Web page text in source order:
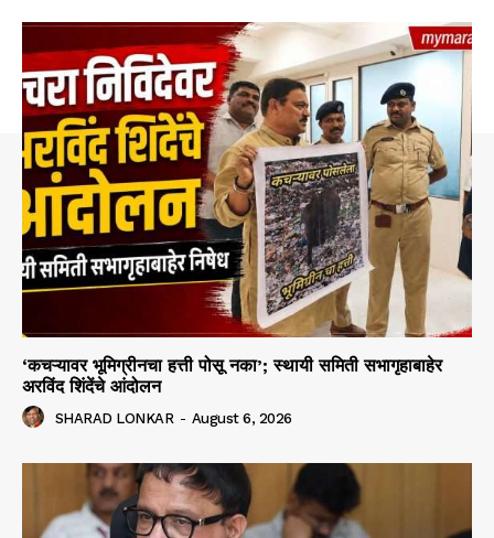
‘कचऱ्यावर भूमिग्रीनचा हत्ती पोसू नका’; स्थायी समिती सभागृहाबाहेर
अरविंद शिंदेंचे आंदोलन
SHARAD LONKAR - August 6, 2026